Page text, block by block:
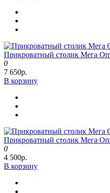
Прикроватный столик Мега
0
7 650р.
В корзину
Прикроватный столик Мега
0
4 500р.
В корзину